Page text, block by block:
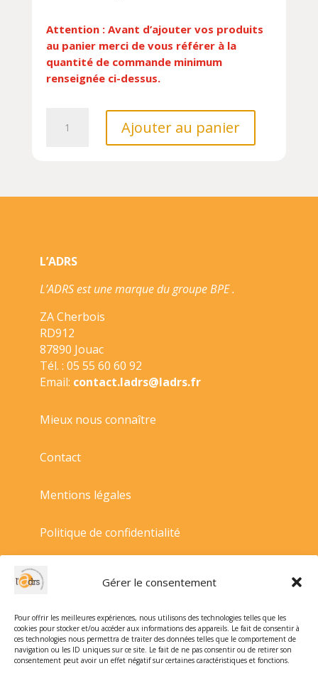
Gérer le consentement
Pour offrir les meilleures expériences, nous utilisons des technologies telles que les
cookies pour stocker et/ou accéder aux informations des appareils. Le fait de consentir à
ces technologies nous permettra de traiter des données telles que le comportement de
navigation ou les ID uniques sur ce site. Le fait de ne pas consentir ou de retirer son
consentement peut avoir un effet négatif sur certaines caractéristiques et fonctions.
Attention : Avant d’ajouter vos produits
au panier merci de vous référer à la
quantité de commande minimum
renseignée ci-dessus.
AVEC
BOITE,
Ajouter au panier
L’ADRS
L’ADRS est une marque du groupe BPE .
ZA Cherbois
RD912
87890 Jouac
Tél. : 05 55 60 60 92
Email: contact.ladrs@ladrs.fr
Mieux nous connaître
Contact
Mentions légales
Politique de confidentialité
Politique de cookies